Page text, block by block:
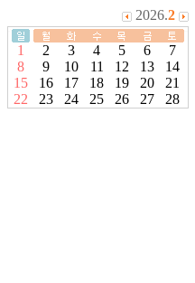
2026.2
1 2 3 4 5 6
7
8
9 10 11 12 13
14
15
16 17 18 19 20
21
22
23 24 25 26 27 28